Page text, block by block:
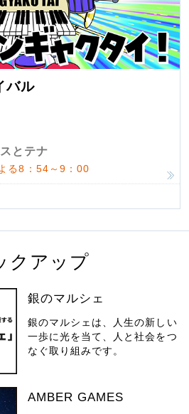
バル
とテナ
る8：54～9：00
クアップ
銀のマルシェ
銀のマルシェは、人生の新しい
一歩に光を当て、人と社会をつ
なぐ取り組みです。
AMBER GAMES